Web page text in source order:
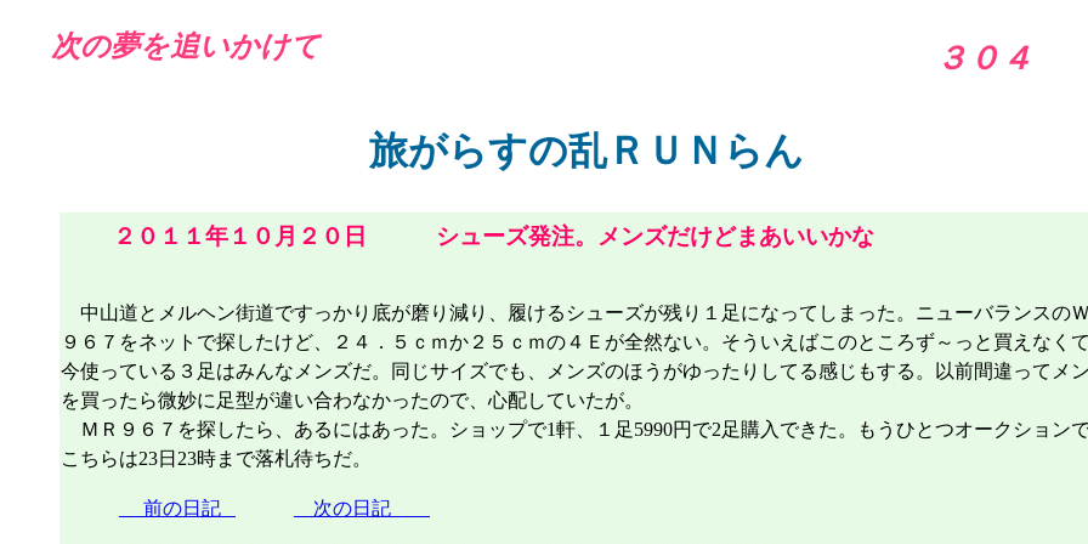
次の夢を追いかけて ３０４
旅がらすの乱ＲＵＮらん
２０１１年１０月２０日 シューズ発注。メンズだけどまあいいかな
中山道とメルヘン街道ですっかり底が磨り減り、履けるシューズが残り１足になってしまった。ニューバランスの
９６７をネットで探したけど、２４．５ｃｍか２５ｃｍの４Ｅが全然ない。そういえばこのところず～っと買えなくて
今使っている３足はみんなメンズだ。同じサイズでも、メンズのほうがゆったりしてる感じもする。以前間違ってメ
を買ったら微妙に足型が違い合わなかったので、心配していたが。
ＭＲ９６７を探したら、あるにはあった。ショップで1軒、１足5990円で2足購入できた。もうひとつオークションで
こちらは23日23時まで落札待ちだ。
前の日記 次の日記